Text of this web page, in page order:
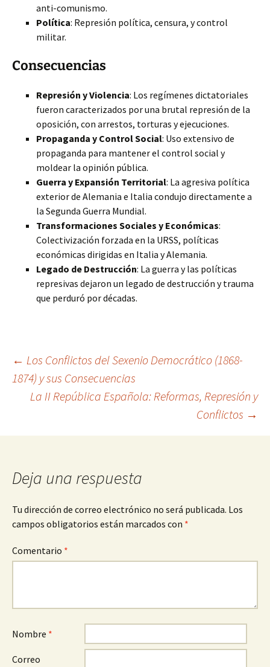
anti-comunismo.
Política: Represión política, censura, y control
militar.
Consecuencias
Represión y Violencia: Los regímenes dictatoriales
fueron caracterizados por una brutal represión de la
oposición, con arrestos, torturas y ejecuciones.
Propaganda y Control Social: Uso extensivo de
propaganda para mantener el control social y
moldear la opinión pública.
Guerra y Expansión Territorial: La agresiva política
exterior de Alemania e Italia condujo directamente a
la Segunda Guerra Mundial.
Transformaciones Sociales y Económicas:
Colectivización forzada en la URSS, políticas
económicas dirigidas en Italia y Alemania.
Legado de Destrucción: La guerra y las políticas
represivas dejaron un legado de destrucción y trauma
que perduró por décadas.
Navegación
de
entradas
← Los Conflictos del Sexenio Democrático (1868-
1874) y sus Consecuencias
La II República Española: Reformas, Represión y
Conflictos →
Deja una respuesta
Tu dirección de correo electrónico no será publicada. Los
campos obligatorios están marcados con *
Comentario *
Nombre *
Correo